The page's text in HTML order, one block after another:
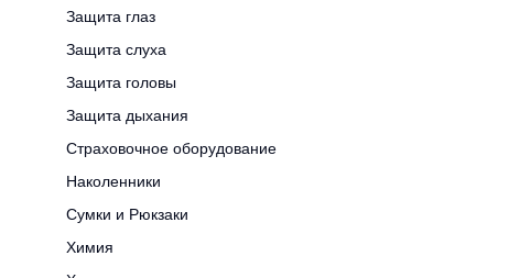
Защита глаз
Защита слуха
Защита головы
Защита дыхания
Страховочное оборудование
Наколенники
Сумки и Рюкзаки
Химия